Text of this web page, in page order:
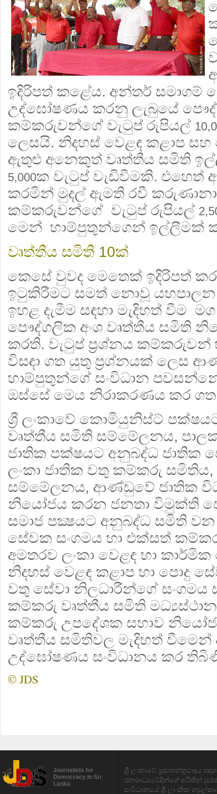
ඉදිරිපත් කළේය. අන්තර් සමාගම්
උද්ඝෝෂණය කරනු ලැබුයේ
කම්කරුවන්ගේ වැටුප් රුපියල්
ලෙසයි. නිදහස් වෙළඳ කළාප සහ
ඇතුළු අනෙකුත් වෘත්තීය සමිති
5,000ක වැටුප් වැඩිවීමකි. එහෙත්
කරමින් මුදල් ඇමති රවී
කම්කරුවන්ගේ වැටුප් රුපියල්
මෙන් හාම්පුතුන්ගෙන් ඉල්ලීමක්
වෘත්තීය සමිති 10ක්
කෙසේ වුවද මෙතෙක් ඉදිරිපත්
ඉටුකිරීමට සමත් නොවූ යහපාලන
ඉහළ දැමීම සඳහා මැදිහත් වීම
පෞද්ගලික අංශ වෘත්තීය සමිති
කරති. වැටුප් ප්‍රශ්නය කම්කරුවන්
විසඳා ගත යුතු ප්‍රශ්නයක් ලෙස
හාම්පුතුන්ගේ සංවිධාන
ඔස්සේ මෙය නිරාකරණය කර
ශ්‍රී ලංකාවේ කොමියුනිස්ට්
වෘත්තීය සමිති සම්මේලනය,
ජාතික පක්ෂයට අනුබද්ධ ජාතික
ලංකා ජාතික වතු කම්කරු
සම්මේලනය, ආණ්ඩුවේ ජාතික
නියෝජය කරන ජනතා විමුක්ති
සමාජ පක්‍ෂයට අනුබද්ධ සමිති
සේවක සංගමය හා එක්සත්
අමතරව ලංකා වෙළඳ හා
නිදහස් වෙළඳ කළාප හා පොදු
වතු සේවා නිලධාරීන්ගේ
කම්කරු වෘත්තීය සමිති
කම්කරු උපදේශක සභාව
වෘත්තීය සමිතිවල මැදිහත් වීමෙන්
උද්ඝෝෂණය සංවිධානය කර
© JDS
Journalists for
Democracy in Sri
Lanka
ශ්‍රී ලංකාවේ ප්‍රජාතන්ත්‍රවාදය
ජනමාධ්‍යවේදීන්ගේ අයිතීන්
සංවිධානයේ ශ්‍රී ලාංකික